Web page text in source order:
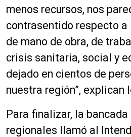
menos recursos, nos
contrasentido respecto a
de mano de obra, de
crisis sanitaria, social y
dejado en cientos de
nuestra región”, explican
Para finalizar, la
regionales llamó al